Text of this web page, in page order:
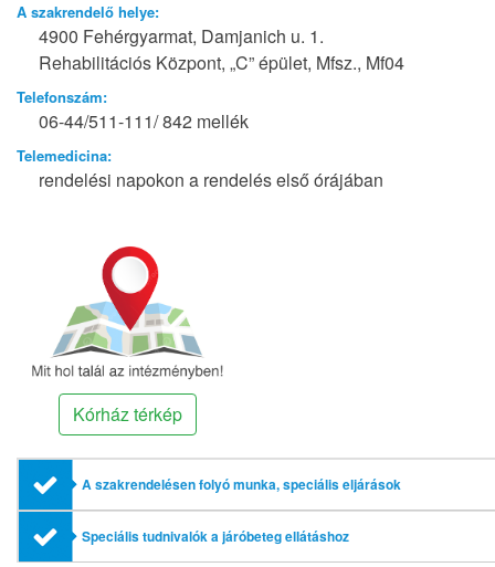
A szakrendelő helye:
4900 Fehérgyarmat, Damjanich u. 1.
Rehabilitációs Központ, „C” épület, Mfsz., Mf04
Telefonszám:
06-44/511-111/ 842 mellék
Telemedicina:
rendelési napokon a rendelés első órájában
Kórház térkép
A szakrendelésen folyó munka, speciális eljárások
Speciális tudnivalók a járóbeteg ellátáshoz